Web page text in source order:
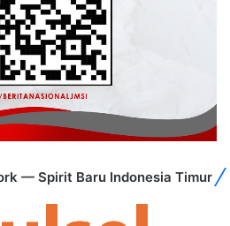
— Spirit Baru Indonesia Timur